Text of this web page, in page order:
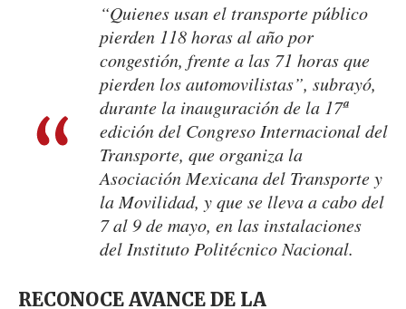
“Quienes usan el transporte público
pierden 118 horas al año por
congestión, frente a las 71 horas que
pierden los automovilistas”, subrayó,
durante la inauguración de la 17ª
edición del Congreso Internacional del
Transporte, que organiza la
Asociación Mexicana del Transporte y
la Movilidad, y que se lleva a cabo del
7 al 9 de mayo, en las instalaciones
del Instituto Politécnico Nacional.
RECONOCE AVANCE DE LA